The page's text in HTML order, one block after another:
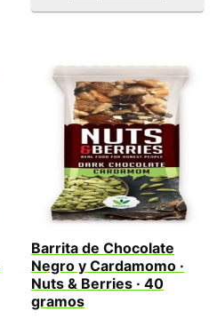
Barrita de Chocolate
Negro y Cardamomo ·
Nuts & Berries · 40
gramos